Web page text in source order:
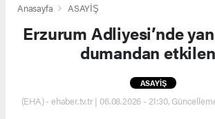
Anasayfa ASAYİŞ
Erzurum Adliyesi’nde
dumandan
ASAYİŞ
(EHA) - ehaber.tv.tr | 06.08.2026 - 21:30,